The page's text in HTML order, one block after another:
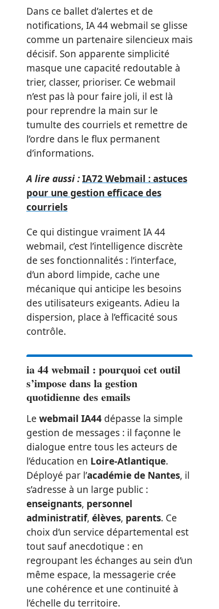
Dans ce ballet d’alertes et de
notifications, IA 44 webmail se glisse
comme un partenaire silencieux mais
décisif. Son apparente simplicité
masque une capacité redoutable à
trier, classer, prioriser. Ce webmail
n’est pas là pour faire joli, il est là
pour reprendre la main sur le
tumulte des courriels et remettre de
l’ordre dans le flux permanent
d’informations.
A lire aussi :IA72 Webmail : astuces
pour une gestion efficace des
courriels
Ce qui distingue vraiment IA 44
webmail, c’est l’intelligence discrète
de ses fonctionnalités : l’interface,
d’un abord limpide, cache une
mécanique qui anticipe les besoins
des utilisateurs exigeants. Adieu la
dispersion, place à l’efficacité sous
contrôle.
ia 44 webmail : pourquoi cet outil
s’impose dans la gestion
quotidienne des emails
Le webmail IA44 dépasse la simple
gestion de messages : il façonne le
dialogue entre tous les acteurs de
l’éducation en Loire-Atlantique.
Déployé par l’académie de Nantes, il
s’adresse à un large public :
enseignants, personnel
administratif, élèves, parents. Ce
choix d’un service départemental est
tout sauf anecdotique : en
regroupant les échanges au sein d’un
même espace, la messagerie crée
une cohérence et une continuité à
l’échelle du territoire.